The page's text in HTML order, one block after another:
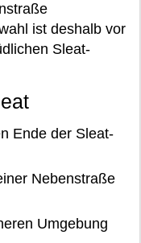
ist deshalb vor
Sleat-
Ende der Sleat-
Nebenstraße
Umgebung